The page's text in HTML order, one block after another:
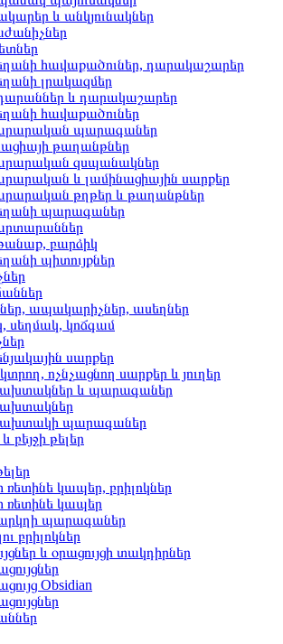
և անկյունակներ
հավաքածուներ, դարակաշարեր
լրակազմեր
և դարակաշարեր
հավաքածուներ
պարագաներ
թաղանթներ
զսպանակներ
և լամինացիային սարքեր
թղթեր և թաղանթներ
պարագաներ
բարձիկ
պիտույքներ
ապակարիչներ, ասեղներ
սեղմակ, կոճգամ
սարքեր
ոչնչացնող սարքեր և յուղեր
և պարագաներ
պարագաներ
բեյջի թելեր
կապեր, բրիլոկներ
ռետինե կապեր
պարագաներ
բրիլոկներ
և օրացույցի տակդիրներ
Obsidian